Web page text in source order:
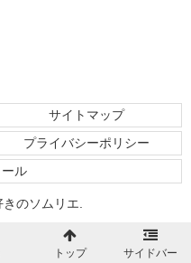
サイトマップ
プライバシーポリシー
ル
のソムリエ.
トップ サイドバー